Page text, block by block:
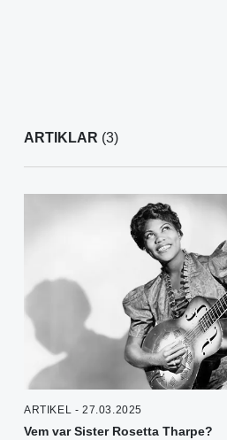
ARTIKLAR (3)
ARTIKEL - 27.03.2025
Vem var Sister Rosetta Tharpe?